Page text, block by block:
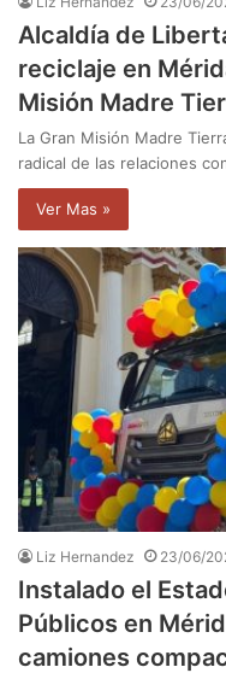
Alcaldía de
reciclaje en
Misión Madre
La Gran Misión Madre
radical de las relaciones
Ver Mas »
Liz Hernandez 23/06/
Instalado el
Públicos en
camiones